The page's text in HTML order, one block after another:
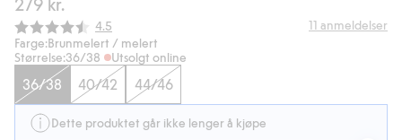
Gjennomsnittskarakter:
4.5 11 anmeldelser
Farge:Brunmelert / melert
Størrelse:36/38 Utsolgt online
36/38 40/42 44/46
Dette produktet går ikke lenger å kjøpe